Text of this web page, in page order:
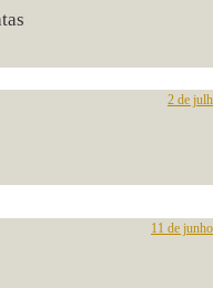
2 de
11 de